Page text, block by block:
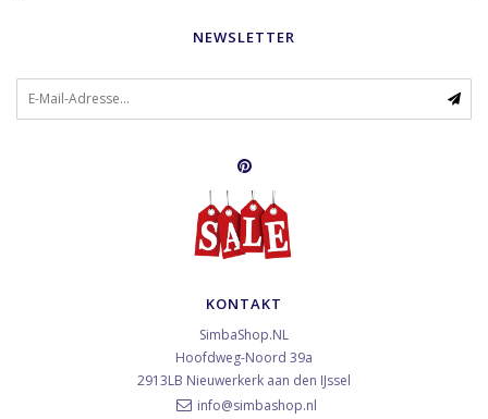
NEWSLETTER
KONTAKT
SimbaShop.NL
Hoofdweg-Noord 39a
2913LB Nieuwerkerk aan den IJssel
info@simbashop.nl